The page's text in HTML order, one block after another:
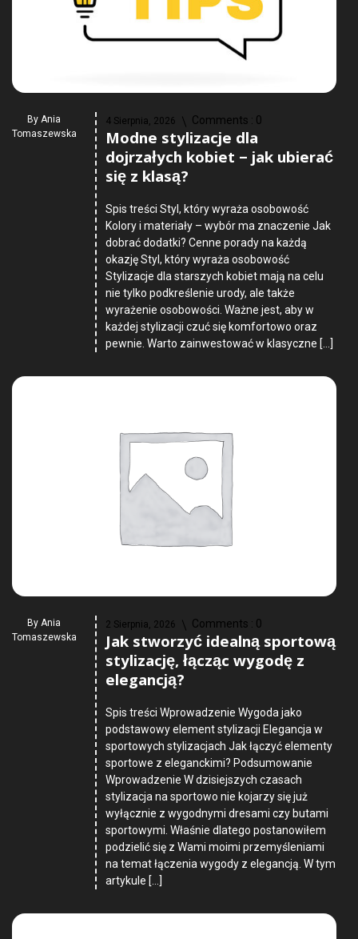
By Ania
Tomaszewska
4 Sierpnia, 2026 Comments : 0
Modne stylizacje dla
dojrzałych kobiet – jak ubierać
się z klasą?
Spis treści Styl, który wyraża osobowość
Kolory i materiały – wybór ma znaczenie Jak
dobrać dodatki? Cenne porady na każdą
okazję Styl, który wyraża osobowość
Stylizacje dla starszych kobiet mają na celu
nie tylko podkreślenie urody, ale także
wyrażenie osobowości. Ważne jest, aby w
każdej stylizacji czuć się komfortowo oraz
pewnie. Warto zainwestować w klasyczne […]
By Ania
Tomaszewska
2 Sierpnia, 2026 Comments : 0
Jak stworzyć idealną sportową
stylizację, łącząc wygodę z
elegancją?
Spis treści Wprowadzenie Wygoda jako
podstawowy element stylizacji Elegancja w
sportowych stylizacjach Jak łączyć elementy
sportowe z eleganckimi? Podsumowanie
Wprowadzenie W dzisiejszych czasach
stylizacja na sportowo nie kojarzy się już
wyłącznie z wygodnymi dresami czy butami
sportowymi. Właśnie dlatego postanowiłem
podzielić się z Wami moimi przemyśleniami
na temat łączenia wygody z elegancją. W tym
artykule […]